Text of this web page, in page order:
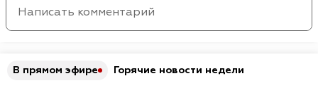
В прямом эфире Горячие новости недели